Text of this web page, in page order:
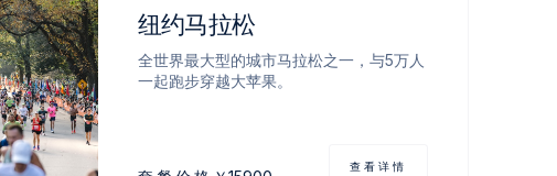
纽约马拉松
全世界最大型的城市马拉松之一，与5万人
一起跑步穿越大苹果。
查看详情